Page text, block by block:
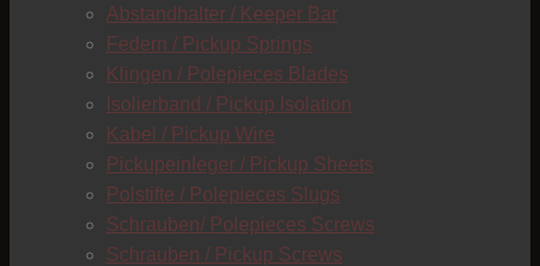
Abstandhalter / Keeper Bar
Federn / Pickup Springs
Klingen / Polepieces Blades
Isolierband / Pickup Isolation
Kabel / Pickup Wire
Pickupeinleger / Pickup Sheets
Polstifte / Polepieces Slugs
Schrauben/ Polepieces Screws
Schrauben / Pickup Screws